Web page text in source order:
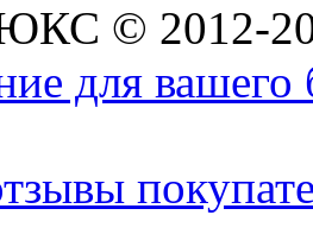
© 2012-
для вашего